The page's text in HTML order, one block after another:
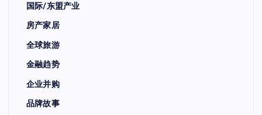
国际/东盟产业
房产家居
全球旅游
金融趋势
企业并购
品牌故事